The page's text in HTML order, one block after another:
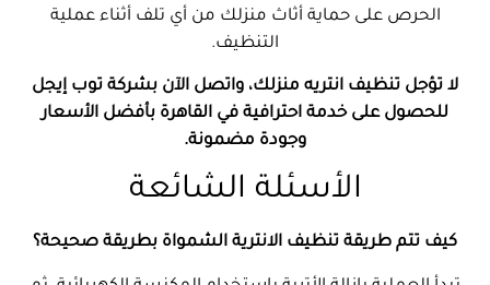
الحرص على حماية أثاث منزلك من أي تلف أثناء عملية
التنظيف.
لا تؤجل تنظيف انتريه منزلك، واتصل الآن بشركة توب إيجل
للحصول على خدمة احترافية في القاهرة بأفضل الأسعار
وجودة مضمونة.
الأسئلة الشائعة
كيف تتم طريقة تنظيف الانترية الشمواة بطريقة صحيحة؟